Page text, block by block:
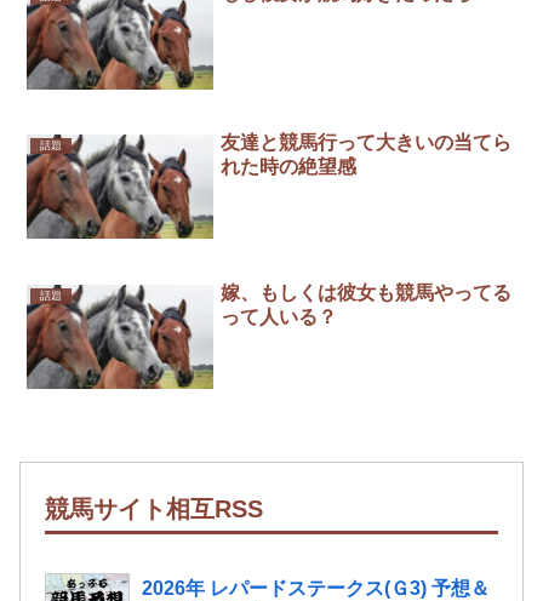
話題
友達と競馬行って大きいの当てら
れた時の絶望感
話題
嫁、もしくは彼女も競馬やってる
って人いる？
競馬サイト相互RSS
2026年 レパードステークス(Ｇ3) 予想＆